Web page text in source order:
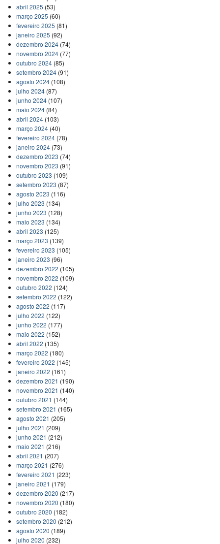
abril 2025 (53)
março 2025 (60)
fevereiro 2025 (81)
janeiro 2025 (92)
dezembro 2024(74)
novembro 2024(77)
outubro 2024(85)
setembro 2024(91)
agosto 2024(108)
julho 2024(87)
junho 2024(107)
maio 2024(84)
abril 2024(103)
março 2024(40)
fevereiro 2024(78)
janeiro 2024(73)
dezembro 2023 (74)
novembro 2023 (91)
outubro 2023 (109)
setembro 2023 (87)
agosto 2023 (116)
julho 2023 (134)
junho 2023 (128)
maio 2023 (134)
abril 2023 (125)
março 2023 (139)
fevereiro 2023 (105)
janeiro 2023 (96)
dezembro 2022 (105)
novembro 2022 (109)
outubro 2022 (124)
setembro 2022 (122)
agosto 2022 (117)
julho 2022 (122)
junho 2022 (177)
maio 2022 (152)
abril 2022 (135)
março 2022 (180)
fevereiro 2022 (145)
janeiro 2022 (161)
dezembro 2021 (190)
novembro 2021 (140)
outubro 2021 (144)
setembro 2021 (165)
agosto 2021 (205)
julho 2021 (209)
junho 2021 (212)
maio 2021 (216)
abril 2021 (207)
março 2021 (276)
fevereiro 2021 (223)
janeiro 2021 (179)
dezembro 2020 (217)
novembro 2020 (180)
outubro 2020 (182)
setembro 2020 (212)
agosto 2020 (189)
julho 2020 (232)